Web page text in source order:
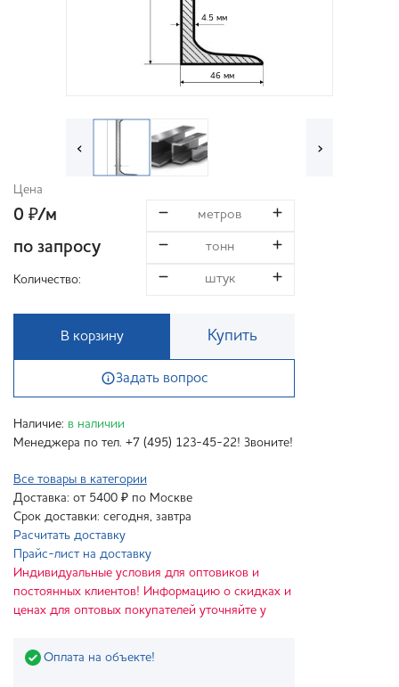
46 мм
4.5 мм
‹ ›
Цена
0 ₽/м
по запросу
Количество:
В корзину Купить
Задать вопрос
Наличие: в наличии
Менеджера по тел. +7 (495) 123-45-22! Звоните!
Все товары в категории
Доставка: от 5400 ₽ по Москве
Срок доставки: сегодня, завтра
Расчитать доставку
Прайс-лист на доставку
Индивидуальные условия для оптовиков и
постоянных клиентов! Информацию о скидках и
ценах для оптовых покупателей уточняйте у
Оплата на объекте!